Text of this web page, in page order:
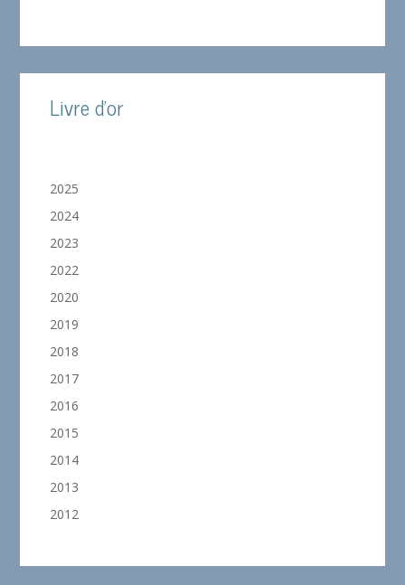
Livre d'or
2025
2024
2023
2022
2020
2019
2018
2017
2016
2015
2014
2013
2012